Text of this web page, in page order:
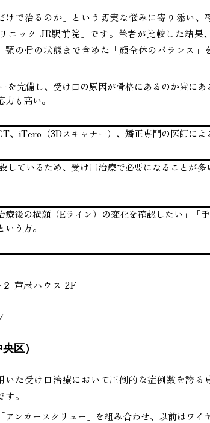
で治るのか」という切実な悩みに寄り添い、
ニック JR駅前院」です。筆者が比較した結果
の骨の状態まで含めた「顔全体のバランス」
を完備し、受け口の原因が骨格にあるのか歯に
も高い。
、iTero（3Dスキャナー）、矯正専門の医師によ
しているため、受け口治療で必要になることが
療後の横顔（Eライン）の変化を確認したい」「
う方。
芦屋ハウス 2F
区）
た受け口治療において圧倒的な症例数を誇る
。
アンカースクリュー」を組み合わせ、以前はワイ